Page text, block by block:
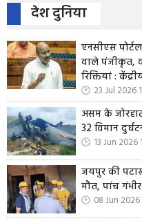
देश दुनिया
एनसीएस
वाले पंजीकृत,
रिक्तियां :
23 Jul 2026
असम के
32 विमान
13 Jun 2026
जयपुर की
मौत, पांच
08 Jun 2026